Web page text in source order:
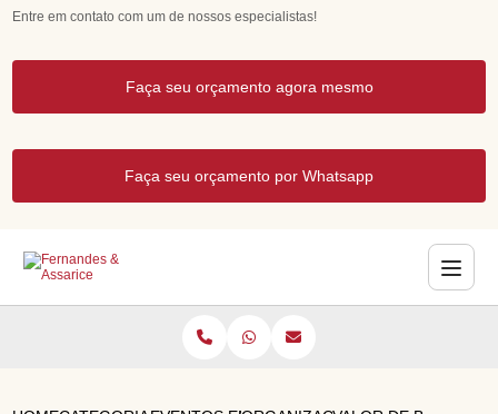
Entre em contato com um de nossos especialistas!
Faça seu orçamento agora mesmo
Faça seu orçamento por Whatsapp